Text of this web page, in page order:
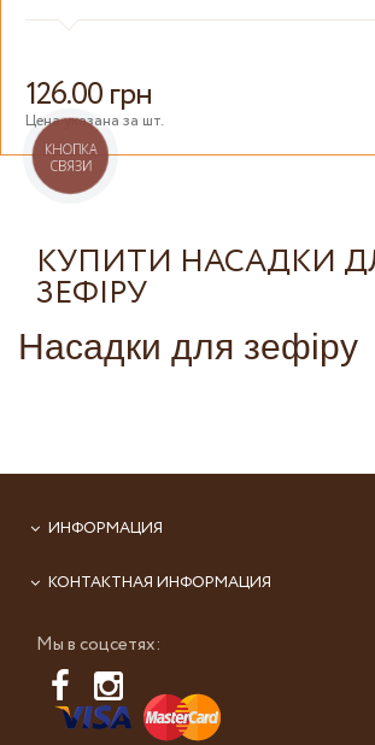
126.00 грн
Цена указана за шт.
КУПИТИ НАСАДКИ
ЗЕФІРУ
Насадки для зефіру
ИНФОРМАЦИЯ
Мы в соцсетях:
КОНТАКТНАЯ ИНФОРМАЦИЯ
КНОПКА
СВЯЗИ